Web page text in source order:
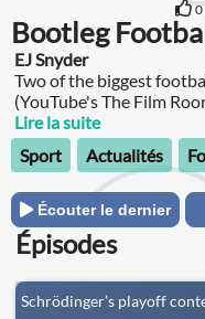
0
Bootleg
EJ Snyder
Two of the biggest
(YouTube's The Film
Analyst Windy City
podcast packed with
Lire la suite
Sport
Actualités
Écouter le dernier
Épisodes
Schrödinger’s playoff